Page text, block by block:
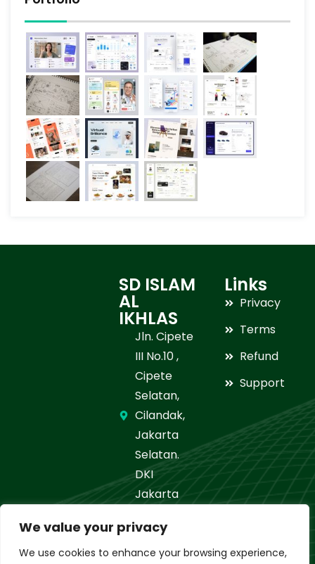
We value your privacy
We use cookies to enhance your browsing experience,
SD ISLAM
AL
IKHLAS
Jln. Cipete
III No.10 ,
Cipete
Selatan,
Cilandak,
Jakarta
Selatan.
DKI
Jakarta
021-
Links
Privacy
Terms
Refund
Support